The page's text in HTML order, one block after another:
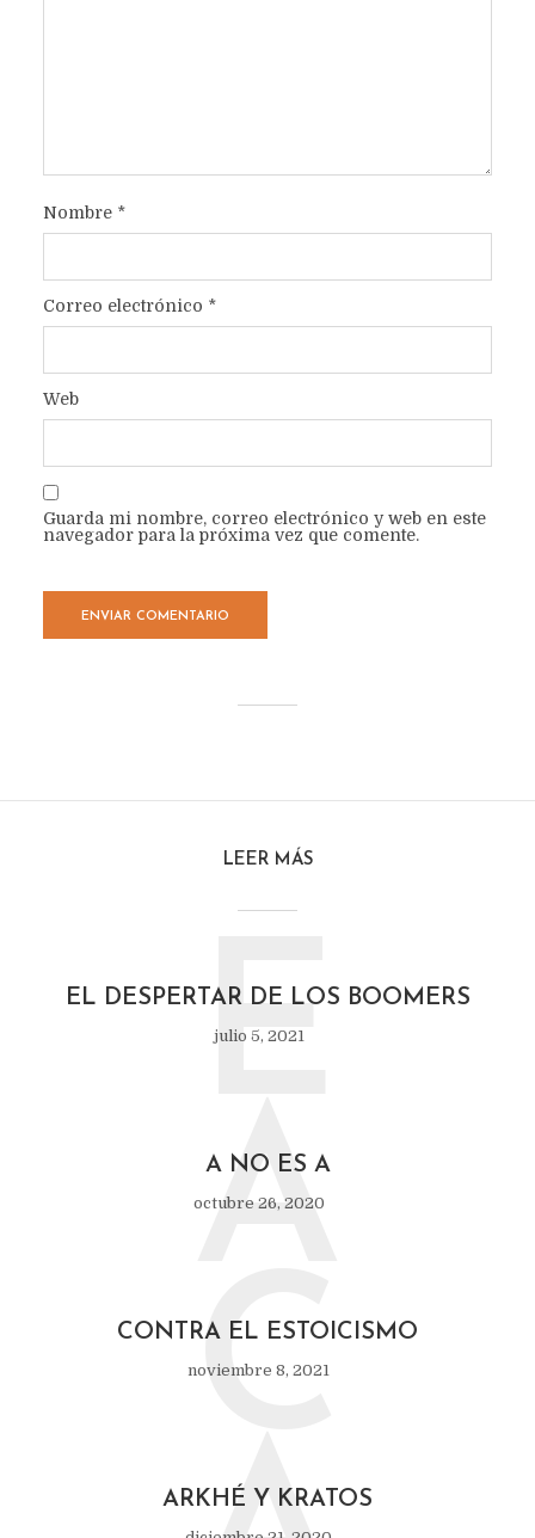
Nombre *
Correo electrónico *
Web
Guarda mi nombre, correo electrónico y web en este
navegador para la próxima vez que comente.
LEER MÁS
EL DESPERTAR DE LOS BOOMERS
julio 5, 2021
E
A NO ES A
octubre 26, 2020
A
CONTRA EL ESTOICISMO
noviembre 8, 2021
C
ARKHÉ Y KRATOS